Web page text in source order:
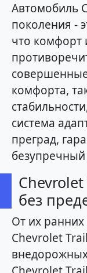
Автомобиль
поколения -
что комфорт
комфорта,
система
преград,
без
От их
Chevrolet